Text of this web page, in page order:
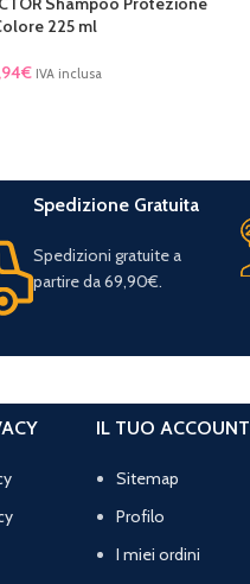
225 ml
€ IVA inclusa
Spedizione Gratuita
Spedizioni gratuite a
partire da 69,90€.
IL TUO ACCOUNT
Sitemap
Profilo
I miei ordini